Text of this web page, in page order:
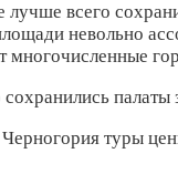
лучше всего
невольно
многочисленные
палаты